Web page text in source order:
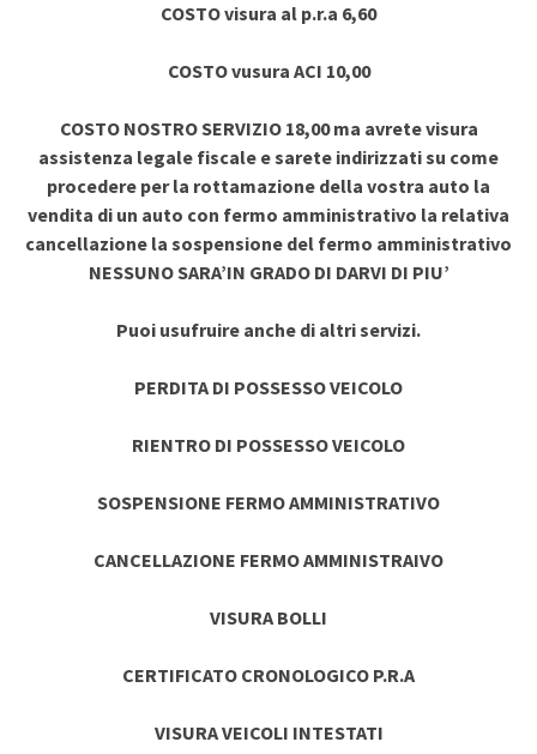
COSTO visura al p.r.a 6,60
COSTO vusura ACI 10,00
COSTO NOSTRO SERVIZIO 18,00 ma avrete visura
assistenza legale fiscale e sarete indirizzati su come
procedere per la rottamazione della vostra auto la
vendita di un auto con fermo amministrativo la relativa
cancellazione la sospensione del fermo amministrativo
NESSUNO SARA’IN GRADO DI DARVI DI PIU’
Puoi usufruire anche di altri servizi.
PERDITA DI POSSESSO VEICOLO
RIENTRO DI POSSESSO VEICOLO
SOSPENSIONE FERMO AMMINISTRATIVO
CANCELLAZIONE FERMO AMMINISTRAIVO
VISURA BOLLI
CERTIFICATO CRONOLOGICO P.R.A
VISURA VEICOLI INTESTATI